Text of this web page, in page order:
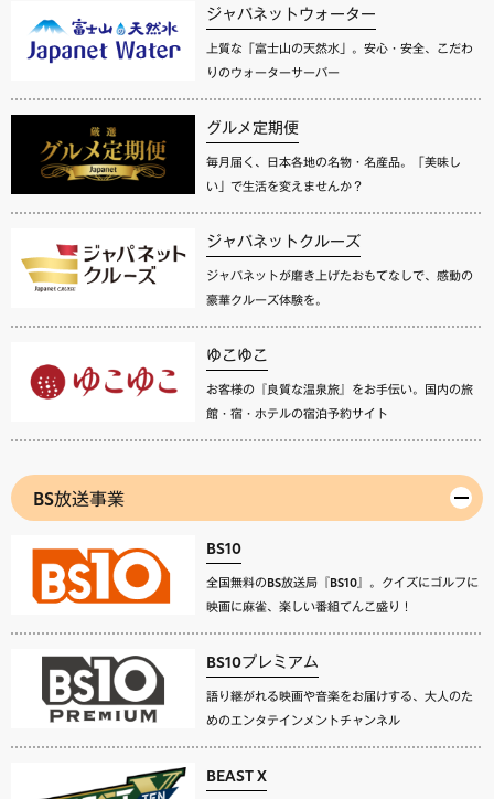
ジャパネットウォーター
上質な「富士山の天然水」。安心・安全、こだわ
りのウォーターサーバー
グルメ定期便
毎月届く、日本各地の名物・名産品。「美味し
い」で生活を変えませんか？
ジャパネットクルーズ
ジャパネットが磨き上げたおもてなしで、感動の
豪華クルーズ体験を。
ゆこゆこ
お客様の『良質な温泉旅』をお手伝い。国内の旅
館・宿・ホテルの宿泊予約サイト
BS放送事業
BS10
全国無料のBS放送局『BS10』。クイズにゴルフに
映画に麻雀、楽しい番組てんこ盛り！
BS10プレミアム
語り継がれる映画や音楽をお届けする、大人のた
めのエンタテインメントチャンネル
BEAST X